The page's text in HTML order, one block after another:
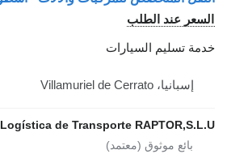
السعر عند الطلب
خدمة تسليم السيارات
إسبانيا، Villamuriel de Cerrato
Logística de Transporte RAPTOR,S.L.U.